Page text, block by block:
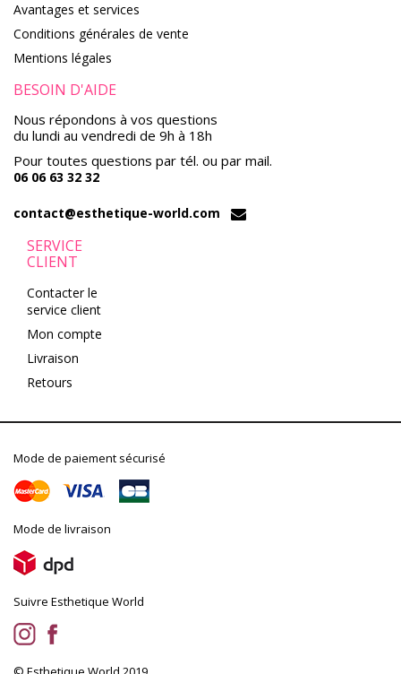
Avantages et services
Conditions générales de vente
Mentions légales
BESOIN D'AIDE
Nous répondons à vos questions
du lundi au vendredi de 9h à 18h
Pour toutes questions par tél. ou par mail.
06 06 63 32 32
contact@esthetique-world.com
SERVICE
CLIENT
Contacter le
service client
Mon compte
Livraison
Retours
Mode de paiement sécurisé
Mode de livraison
Suivre Esthetique World